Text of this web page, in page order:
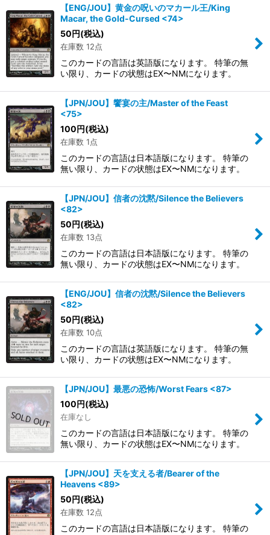
【ENG/JOU】黄金の呪いのマカール王/King
Macar, the Gold-Cursed <74>
50円(税込)
在庫数 12点
このカードの言語は英語版になります。 特筆の無
い限り、カードの状態はEX〜NMになります。
【JPN/JOU】饗宴の主/Master of the Feast
<75>
100円(税込)
在庫数 1点
このカードの言語は日本語版になります。 特筆の
無い限り、カードの状態はEX〜NMになります。
【JPN/JOU】信者の沈黙/Silence the Believers
<82>
50円(税込)
在庫数 13点
このカードの言語は日本語版になります。 特筆の
無い限り、カードの状態はEX〜NMになります。
【ENG/JOU】信者の沈黙/Silence the Believers
<82>
50円(税込)
在庫数 10点
このカードの言語は英語版になります。 特筆の無
い限り、カードの状態はEX〜NMになります。
【JPN/JOU】最悪の恐怖/Worst Fears <87>
100円(税込)
在庫なし
このカードの言語は日本語版になります。 特筆の
無い限り、カードの状態はEX〜NMになります。
【JPN/JOU】天を支える者/Bearer of the
Heavens <89>
50円(税込)
在庫数 12点
このカードの言語は日本語版になります。 特筆の